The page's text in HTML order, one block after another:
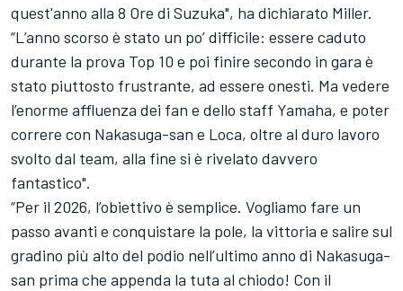
quest'anno alla 8 Ore di Suzuka", ha dichiarato Miller.
“L’anno scorso è stato un po’ difficile: essere caduto
durante la prova Top 10 e poi finire secondo in gara è
stato piuttosto frustrante, ad essere onesti. Ma vedere
l’enorme affluenza dei fan e dello staff Yamaha, e poter
correre con Nakasuga-san e Loca, oltre al duro lavoro
svolto dal team, alla fine si è rivelato davvero
fantastico".
“Per il 2026, l’obiettivo è semplice. Vogliamo fare un
passo avanti e conquistare la pole, la vittoria e salire sul
gradino più alto del podio nell’ultimo anno di Nakasuga-
san prima che appenda la tuta al chiodo! Con il